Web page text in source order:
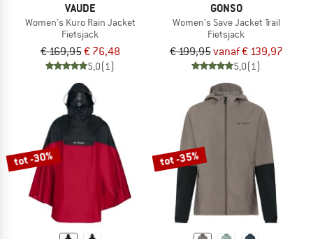
VAUDE
Women's Kuro Rain Jacket
Fietsjack
€ 169,95€ 76,48
5,0(1)
GONSO
Women's Save Jacket Trail
Fietsjack
€ 199,95vanaf € 139,97
5,0(1)
tot -30% tot -35%